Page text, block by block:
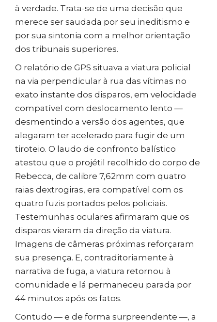
à verdade. Trata-se de uma decisão que
merece ser saudada por seu ineditismo e
por sua sintonia com a melhor orientação
dos tribunais superiores.
O relatório de GPS situava a viatura policial
na via perpendicular à rua das vítimas no
exato instante dos disparos, em velocidade
compatível com deslocamento lento —
desmentindo a versão dos agentes, que
alegaram ter acelerado para fugir de um
tiroteio. O laudo de confronto balístico
atestou que o projétil recolhido do corpo de
Rebecca, de calibre 7,62mm com quatro
raias dextrogiras, era compatível com os
quatro fuzis portados pelos policiais.
Testemunhas oculares afirmaram que os
disparos vieram da direção da viatura.
Imagens de câmeras próximas reforçaram
sua presença. E, contraditoriamente à
narrativa de fuga, a viatura retornou à
comunidade e lá permaneceu parada por
44 minutos após os fatos.
Contudo — e de forma surpreendente —, a